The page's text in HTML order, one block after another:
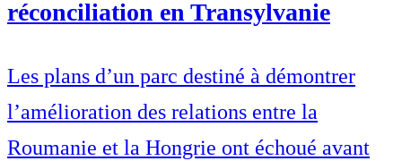
réconciliation en Transylvanie
Les plans d’un parc destiné à démontrer
l’amélioration des relations entre la
Roumanie et la Hongrie ont échoué avant